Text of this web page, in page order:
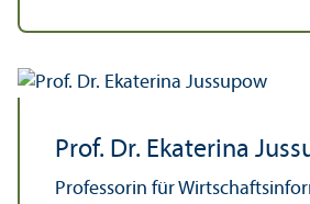
Prof. Dr. Ekaterina
Professorin für